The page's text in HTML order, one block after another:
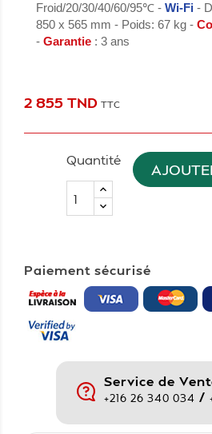
Froid/20/30/40/60/95℃ - Wi-Fi -
850 x 565 mm - Poids: 67 kg -
- Garantie : 3 ans
2 855 TND TTC
Quantité
Paiement sécurisé
Service de
+216 26 340 034 /